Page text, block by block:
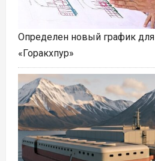
Определен новый график
«Горакхпур»